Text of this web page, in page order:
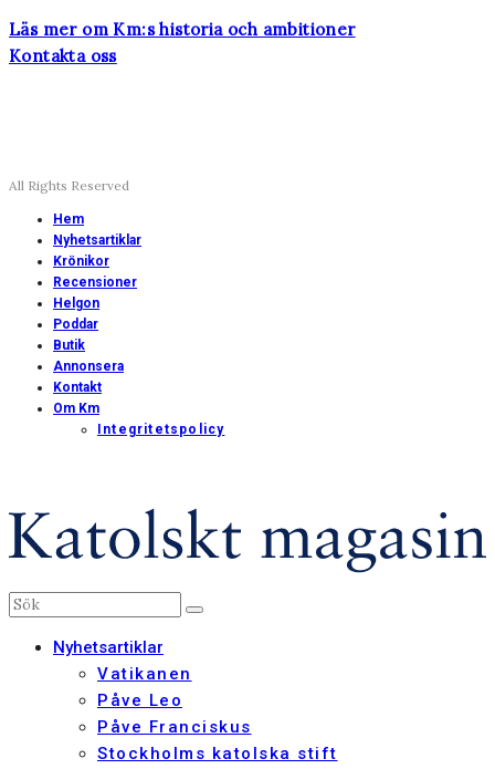
Läs mer om Km:s historia och ambitioner
Kontakta oss
All Rights Reserved
Hem
Nyhetsartiklar
Krönikor
Recensioner
Helgon
Poddar
Butik
Annonsera
Kontakt
Om Km
Integritetspolicy
Nyhetsartiklar
Vatikanen
Påve Leo
Påve Franciskus
Stockholms katolska stift